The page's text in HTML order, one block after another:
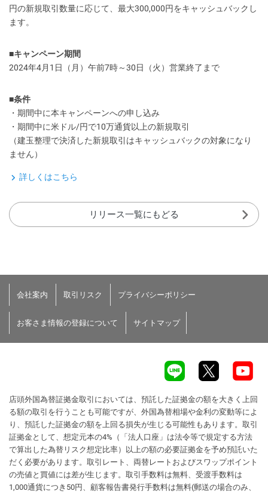
円の新規取引数量に応じて、最大300,000円をキャッシュバックし
ます。
■キャンペーン期間
2024年4月1日（月）午前7時～30日（火）営業終了まで
■条件
・期間中に本キャンペーンへの申し込み
・期間中に米ドル/円で10万通貨以上の新規取引
（建玉整理で決済した新規取引はキャッシュバックの対象になり
ません）
詳しくはこちら
リリース一覧にもどる
会社案内 取引リスク プライバシーポリシー
お客さま情報の登録について サイトマップ
店頭外国為替証拠金取引においては、預託した証拠金の額を大きく上回
る額の取引を行うことも可能ですが、外国為替相場や金利の変動等によ
り、預託した証拠金の額を上回る損失が生じる可能性もあります。取引
証拠金として、想定元本の4%（「法人口座」は法令等で規定する方法
で算出した為替リスク想定比率）以上の額の必要証拠金を予め預託いた
だく必要があります。取引レート、両替レートおよびスワップポイント
の売値と買値には差が生じます。取引手数料は無料、受渡手数料は
1,000通貨につき50円、顧客報告書発行手数料は無料(郵送の場合のみ、